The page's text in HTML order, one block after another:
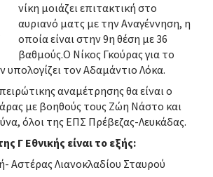
νίκη μοιάζει επιτακτική στο
αυριανό ματς με την Αναγέννηση, η
οποία είναι στην 9η θέση με 36
βαθμούς.Ο Νίκος Γκούρας για το
υπολογίζει τον Αδαμάντιο Λόκα.
αναμέτρησης θα είναι ο
με βοηθούς τους Ζώη Νάστο και
όλοι της ΕΠΣ Πρέβεζας-Λευκάδας.
Γ Εθνικής είναι το εξής:
Αστέρας Λιανοκλαδίου Σταυρού